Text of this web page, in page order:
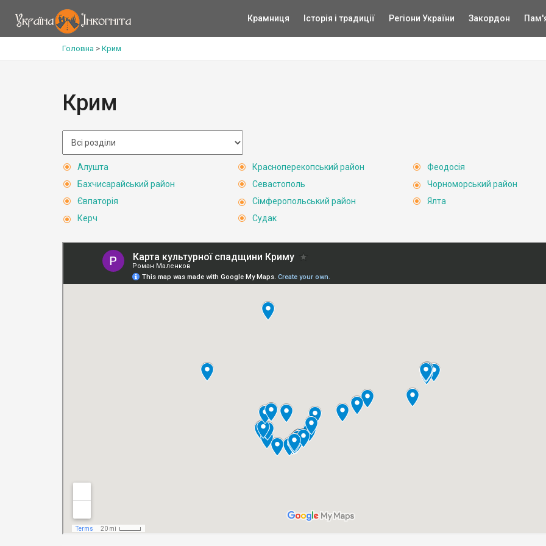
Крамниця Історія і традиції Регіони України Закордон
Головна > Крим
Крим
Алушта
Бахчисарайський район
Євпаторія
Керч
Красноперекопський район
Севастополь
Сімферопольський район
Судак
Феодосія
Чорноморський район
Ялта